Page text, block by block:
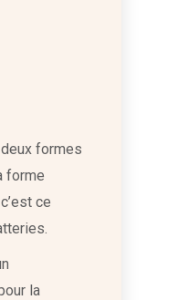
formes
forme
ce
la